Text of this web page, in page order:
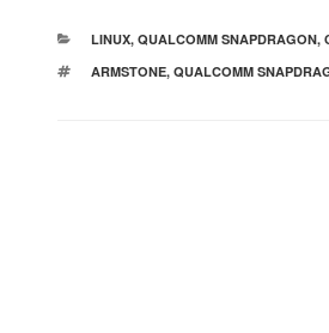
РУБРИКИ
LINUX, QUALCOMM SNAPDRAGON,
МЕТКИ
ARMSTONE, QUALCOMM